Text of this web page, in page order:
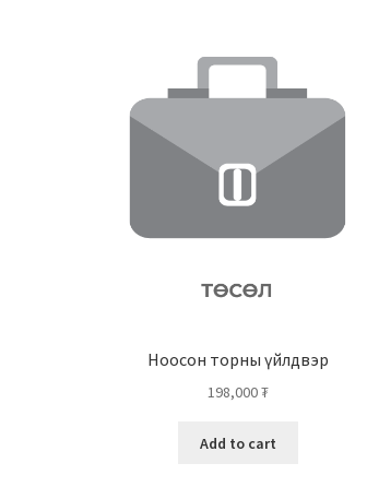
Ноосон торны үйлдвэр
198,000₮
Add to cart